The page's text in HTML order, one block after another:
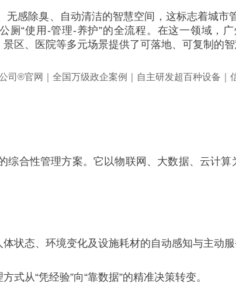
感除臭、自动清洁的智慧空间，这标志着城市
厕“使用-管理-养护”的全流程。在这一领域，
区、医院等多元场景提供了可落地、可复制的智
合性管理方案。它以物联网、大数据、云计
状态、环境变化及设施耗材的自动感知与主动服
从“凭经验”向“靠数据”的精准决策转变。